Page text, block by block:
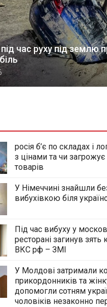
час руху під землю
росія б’є по складах і
з цінами та чи загрожує
товарів
У Німеччині знайшли
вибухівкою біля
Під час вибуху у
ресторані загинув
ВКС рф – ЗМІ
У Молдові затримали
прикордонників та
допомогли сотням
чоловіків незаконно